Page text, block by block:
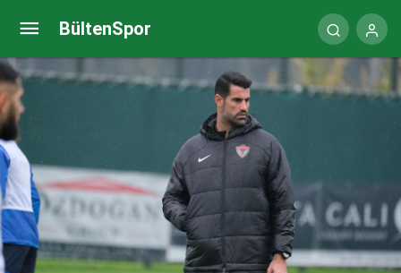
BültenSpor
Ümit Karan: “Çok zor bir maç bizi bekliyor”